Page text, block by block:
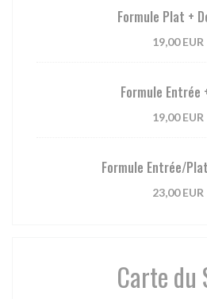
Formule Plat +
19,00 EUR
Formule Entrée
19,00 EUR
Formule Entrée/
23,00 EUR
Carte du